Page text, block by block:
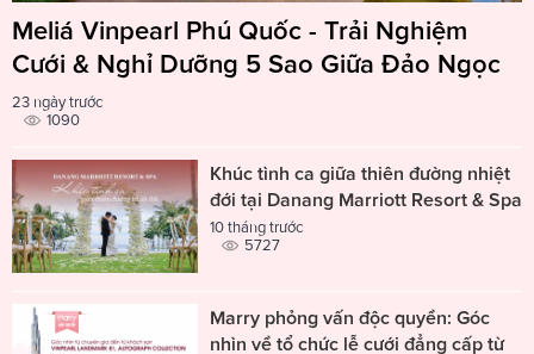
Meliá Vinpearl Phú Quốc - Trải Nghiệm
Cưới & Nghỉ Dưỡng 5 Sao Giữa Đảo Ngọc
23 ngày trước
1090
Khúc tình ca giữa thiên đường nhiệt
đới tại Danang Marriott Resort & Spa
10 tháng trước
5727
Marry phỏng vấn độc quyền: Góc
nhìn về tổ chức lễ cưới đẳng cấp từ